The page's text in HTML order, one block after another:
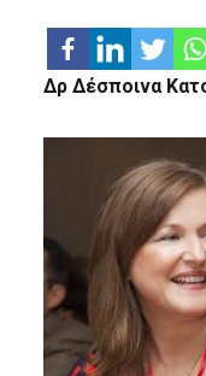
Δρ Δέσποινα